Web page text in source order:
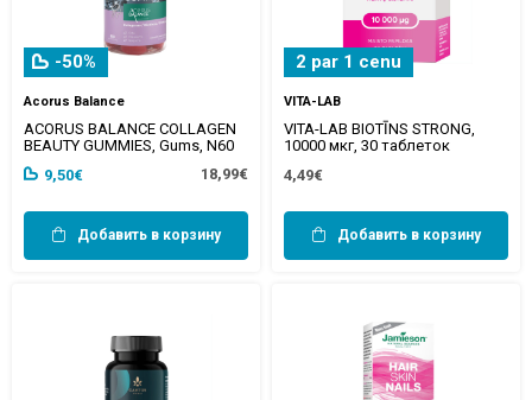
-50%
Acorus Balance
ACORUS BALANCE COLLAGEN
BEAUTY GUMMIES, Gums, N60
9,50€
18,99€
Добавить в корзину
2 par 1 cenu
VITA-LAB
VITA-LAB BIOTĪNS STRONG,
10000 мкг, 30 таблеток
4,49€
Добавить в корзину